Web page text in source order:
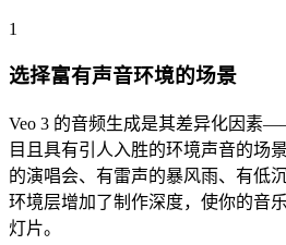
1
选择富有声音环境的场景
Veo 3 的音频生成是其差异化因素
目且具有引人入胜的环境声音的场
的演唱会、有雷声的暴风雨、有低
环境层增加了制作深度，使你的音
灯片。